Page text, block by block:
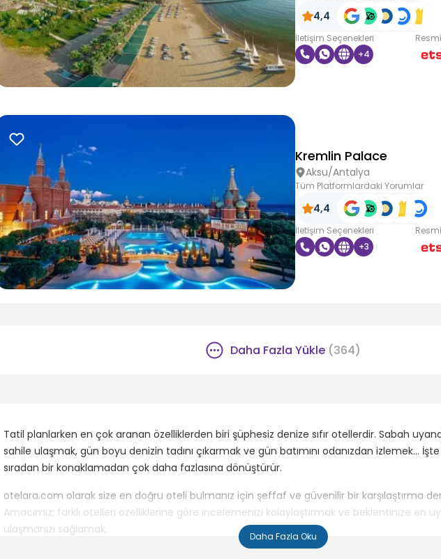
4,4
İletişim Seçenekleri
+4
Kremlin Palace
Aksu/Antalya
Tüm Platformlardaki Yorumlar
4,4
İletişim Seçenekleri
+3
Daha Fazla Yükle (364)
Tatil planlarken en çok aranan özelliklerden biri şüphesiz denize sıfır otellerdir. Sabah
sahile ulaşmak, gün boyu denizin tadını çıkarmak ve gün batımını odanızdan izlemek…
sıradan bir konaklamadan çok daha fazlasına dönüştürür.
otelara.com olarak size en doğru oteli bulmanız için şeffaf ve güvenilir bir karşılaştırma
Amacımız; farklı otelleri özelliklerine göre incelemenizi kolaylaştırmak ve beklentinize en
ulaşmanızı sağlamak.
Daha Fazla Oku